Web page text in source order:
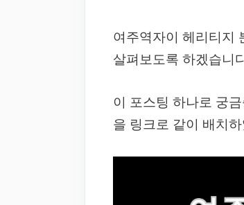
여주역자이 헤리티지
살펴보도록 하겠습니
이 포스팅 하나로 궁
을 링크로 같이 배치